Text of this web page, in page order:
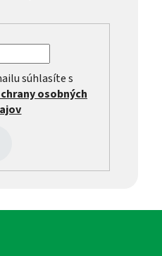
súhlasíte s
osobných